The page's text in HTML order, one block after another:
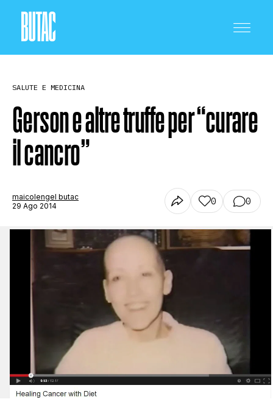
CRONACA E POLITICA
SCIENZA E TECNOLOGIA
SALUTE E MEDICINA
STORIA E CITAZIONI
INTRATTENIMENTO
COMPLOTTI, LEGGENDE URBANE ED
SALUTE E MEDICINA
Gerson e altre truffe per “curare
il cancro”
maicolengel butac
29 Ago 2014
0 0